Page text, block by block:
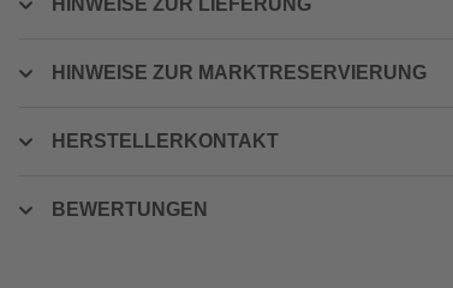
HINWEISE ZUR LIEFERUNG
HINWEISE ZUR MARKTRESERVIERUNG
HERSTELLERKONTAKT
BEWERTUNGEN